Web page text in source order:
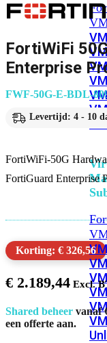
VM
FortiWiFi
Enterprise
FWF-50G-E-BDL-
Levertijd: 4 - 10
FortiWiFi-50G
FortiGuard Enterprise
Korting: € 326,56
€ 2.189,44
Shared beheer vanaf
een offerte aan.